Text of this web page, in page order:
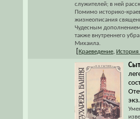
служителей; в ней
Помимо историко-
жизнеописания
Чудесным
также внутреннего
Михаила.
Краеведение История